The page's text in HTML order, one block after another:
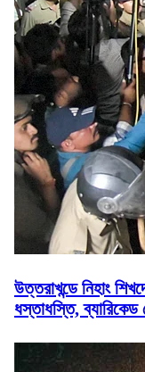
উত্তরাখন্ডে নিহাং
ধস্তাধস্তি,